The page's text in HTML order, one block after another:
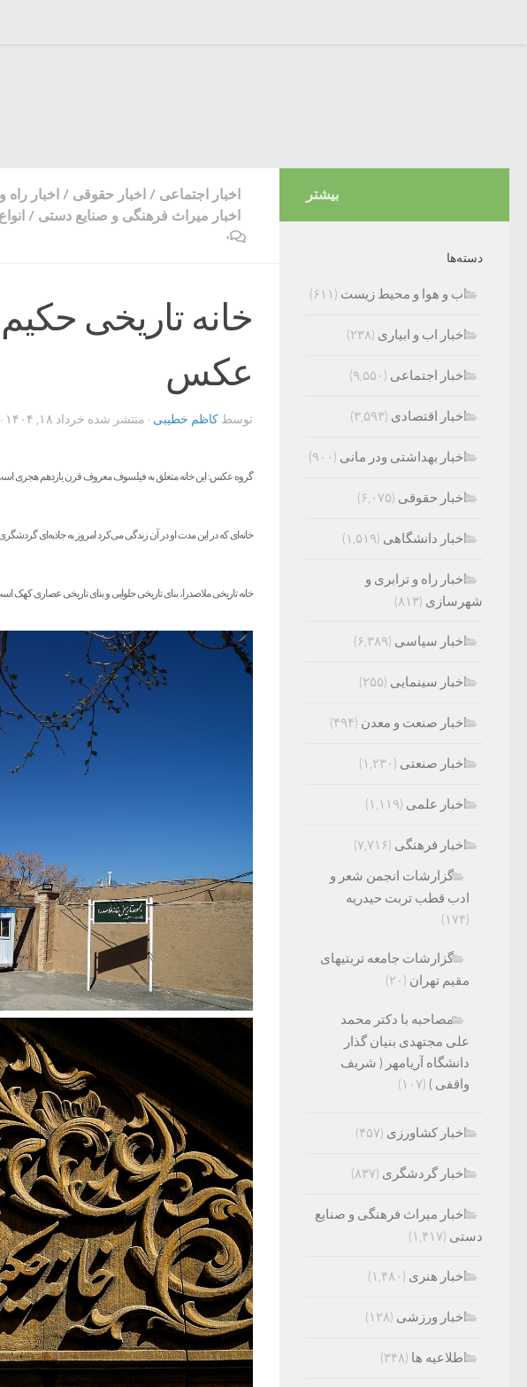
اخبار اجتماعی / اخبار حقوقی / اخبار
اخبار میراث فرهنگی و صنایع دستی /
۰
خانه تاریخی
عکس
توسط کاظم خطیبی · منتشر شده خرداد ۱۸, ۱۴۰۴
خانه‌ای که در این مدت او در آن زندگی می‌کرد امروز به جاذبه‌ای
خانه تاریخی ملاصدرا، بنای تاریخی حلوایی و بنای تاریخی عصاری کهک
بیشتر
دسته‌ها
اب و هوا و محیط زیست (۶۱۱)
اخبار اب و ابیاری (۲۳۸)
اخبار اجتماعی (۹,۵۵۰)
اخبار اقتصادی (۳,۵۹۳)
اخبار بهداشتی ودر مانی (۹۰۰)
اخبار حقوقی (۶,۰۷۵)
اخبار دانشگاهی (۱,۵۱۹)
اخبار راه و ترابری و
شهرسازی (۸۱۳)
اخبار سیاسی (۶,۳۸۹)
اخبار سینمایی (۲۵۵)
اخبار صنعت و معدن (۴۹۴)
اخبار صنعتی (۱,۲۳۰)
اخبار علمی (۱,۱۱۹)
اخبار فرهنگی (۷,۷۱۶)
گزارشات انجمن شعر و
ادب قطب تربت حیدریه
(۱۷۴)
گزارشات جامعه تربتیهای
مقیم تهران (۲۰)
مصاحبه با دکتر محمد
علی مجتهدی بنیان گذار
دانشگاه آریامهر ( شریف
واقفی ) (۱۰۷)
اخبار کشاورزی (۴۵۷)
اخبار گردشگری (۸۳۷)
اخبار میراث فرهنگی و صنایع
دستی (۱,۴۱۷)
اخبار هنری (۱,۴۸۰)
اخبار ورزشی (۱۲۸)
اطلاعیه ها (۳۴۸)